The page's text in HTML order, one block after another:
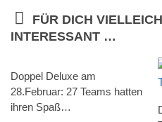
FÜR DICH
INTERESSANT …
Doppel Deluxe am
28.Februar: 27 Teams hatten
ihren Spaß…